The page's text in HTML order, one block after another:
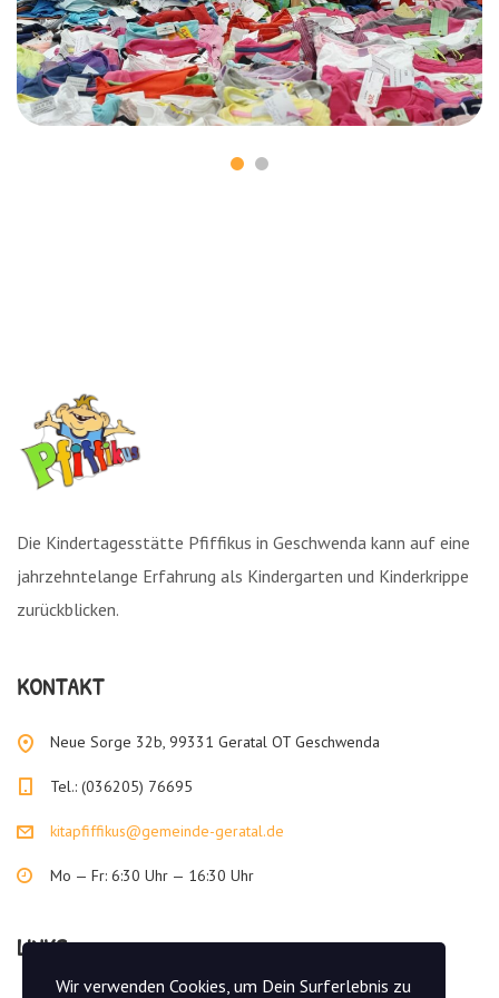
Die Kindertagesstätte Pfiffikus in Geschwenda kann auf eine
jahrzehntelange Erfahrung als Kindergarten und Kinderkrippe
zurückblicken.
KONTAKT
Neue Sorge 32b, 99331 Geratal OT Geschwenda
Tel.: (036205) 76695
kitapfiffikus@gemeinde-geratal.de
Mo — Fr: 6:30 Uhr — 16:30 Uhr
LINKS
Wir verwenden Cookies, um Dein Surferlebnis zu